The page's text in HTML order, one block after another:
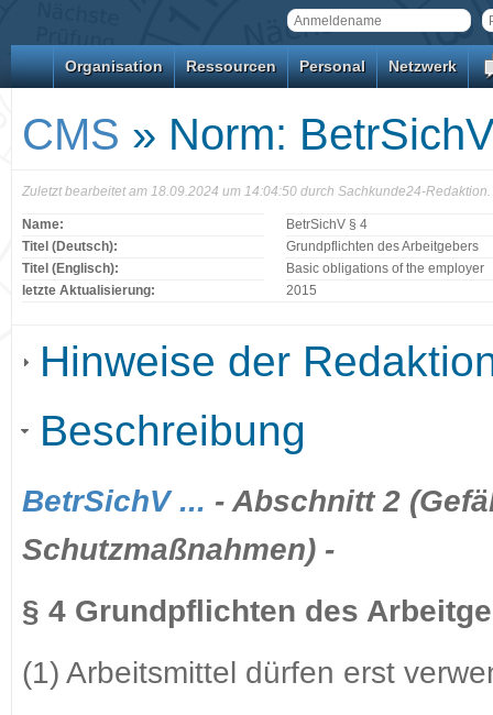
Organisation Ressourcen Personal Netzwerk
CMS » Norm:
Zuletzt bearbeitet am 18.09.2024 um 14:04:50 durch Sachkunde24-Redaktion.
Name:
BetrSichV § 4
Titel (Deutsch):
Grundpflichten des Arbeitgebers
Titel (Englisch):
Basic obligations of the employer
letzte Aktualisierung:
2015
Hinweise der
Beschreibung
BetrSichV ... - Abschnitt 2
Schutzmaßnahmen) -
§ 4 Grundpflichten des
(1) Arbeitsmittel dürfen erst